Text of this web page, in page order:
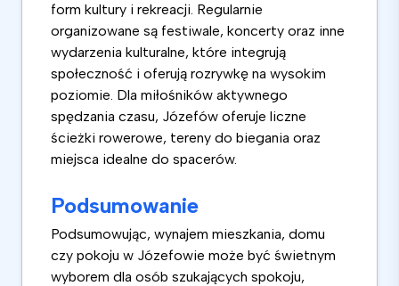
form kultury i rekreacji. Regularnie
organizowane są festiwale, koncerty oraz inne
wydarzenia kulturalne, które integrują
społeczność i oferują rozrywkę na wysokim
poziomie. Dla miłośników aktywnego
spędzania czasu, Józefów oferuje liczne
ścieżki rowerowe, tereny do biegania oraz
miejsca idealne do spacerów.
Podsumowanie
Podsumowując, wynajem mieszkania, domu
czy pokoju w Józefowie może być świetnym
wyborem dla osób szukających spokoju,